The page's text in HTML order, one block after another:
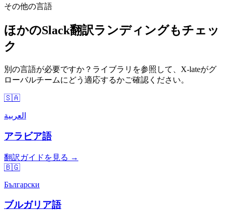
その他の言語
ほかのSlack翻訳ランディングもチェッ
ク
別の言語が必要ですか？ライブラリを参照して、X-lateがグ
ローバルチームにどう適応するかご確認ください。
🇸🇦
العربية
アラビア語
翻訳ガイドを見る →
🇧🇬
Български
ブルガリア語